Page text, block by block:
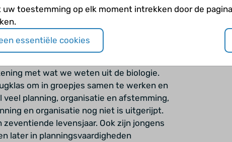
met een lerares moest ik daar ook weer
daar zat ik ook niet op mijn plek. Het
geleden.
met wat we weten uit de biologie.
om in groepjes samen te werken en
planning, organisatie en afstemming,
en organisatie nog niet is uitgerijpt.
levensjaar. Ook zijn jongens
later in planningsvaardigheden
uw toestemming op elk moment intrekken door de
essentiële cookies